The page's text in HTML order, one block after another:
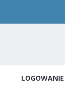
LOGOWANIE